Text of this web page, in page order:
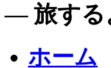
— 旅する
ホーム